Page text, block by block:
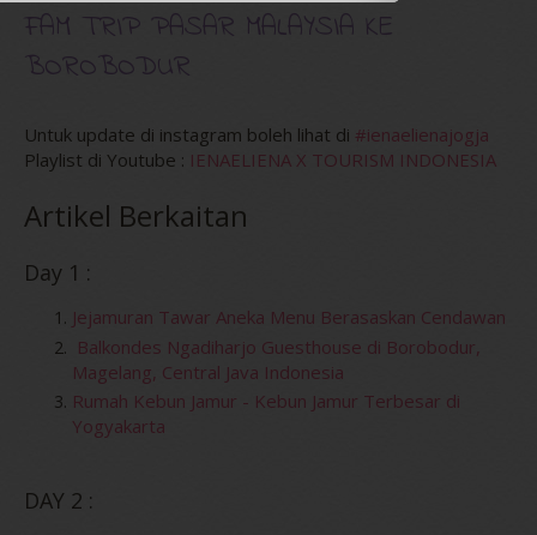
FAM TRIP PASAR MALAYSIA KE
BOROBODUR
Untuk update di instagram boleh lihat di #ienaelienajogja
Playlist di Youtube : IENAELIENA X TOURISM INDONESIA
Artikel Berkaitan
Day 1 :
Jejamuran Tawar Aneka Menu Berasaskan Cendawan
Balkondes Ngadiharjo Guesthouse di Borobodur,
Magelang, Central Java Indonesia
Rumah Kebun Jamur - Kebun Jamur Terbesar di
Yogyakarta
DAY 2 :